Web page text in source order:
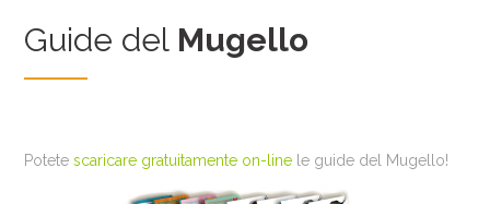
Guide del Mugello
Potetescaricare gratuitamente on-line le guide del Mugello!